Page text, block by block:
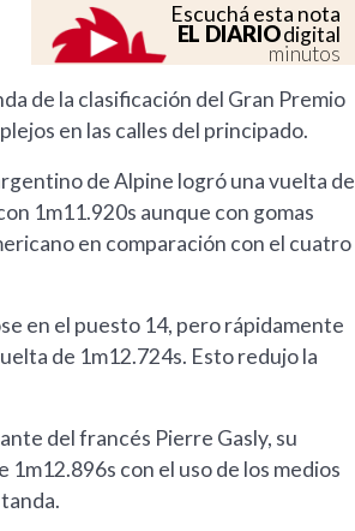
Escuchá esta nota
EL DIARIOdigital
minutos
de la clasificación del Gran Premio
en las calles del principado.
de Alpine logró una vuelta de
1m11.920s aunque con gomas
en comparación con el cuatro
en el puesto 14, pero rápidamente
de 1m12.724s. Esto redujo la
del francés Pierre Gasly, su
con el uso de los medios